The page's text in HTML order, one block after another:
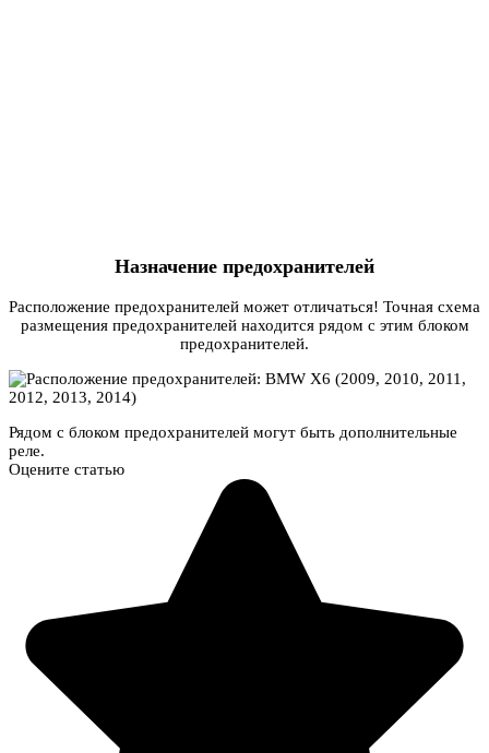
Назначение предохранителей
Расположение предохранителей может отличаться! Точная схема
размещения предохранителей находится рядом с этим блоком
предохранителей.
Рядом с блоком предохранителей могут быть дополнительные
реле.
Оцените статью